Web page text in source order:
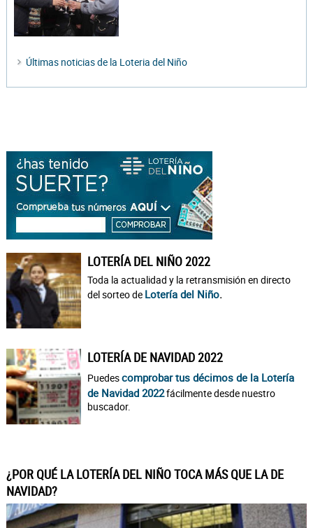
Últimas noticias de la Loteria del Niño
LOTERÍA DEL NIÑO 2022
Toda la actualidad y la retransmisión en directo
del sorteo de Lotería del Niño.
LOTERÍA DE NAVIDAD 2022
Puedescomprobar tus décimos de la Lotería
de Navidad 2022fácilmente desde nuestro
buscador.
¿POR QUÉ LA LOTERÍA DEL NIÑO TOCA MÁS QUE LA DE
NAVIDAD?